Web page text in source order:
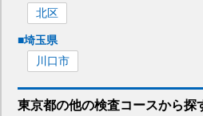
北区
■埼玉県
川口市
東京都の他の検査コースから探